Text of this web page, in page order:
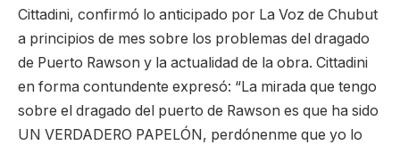
Cittadini, confirmó lo anticipado por La Voz de Chubut
a principios de mes sobre los problemas del dragado
de Puerto Rawson y la actualidad de la obra. Cittadini
en forma contundente expresó: “La mirada que tengo
sobre el dragado del puerto de Rawson es que ha sido
UN VERDADERO PAPELÓN, perdónenme que yo lo